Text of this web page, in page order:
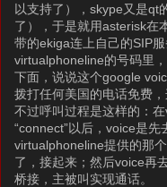
以支持了），skype又是qt
了），于是就用asterisk在
带的ekiga连上自己的SIP
virtualphoneline的号码里
下面，说说这个google
拨打任何美国的电话免费
不过呼叫过程是这样的：
“connect”以后，voice是
virtualphoneline提供的那
了，接起来；然后voice再
桥接，主被叫实现通话。